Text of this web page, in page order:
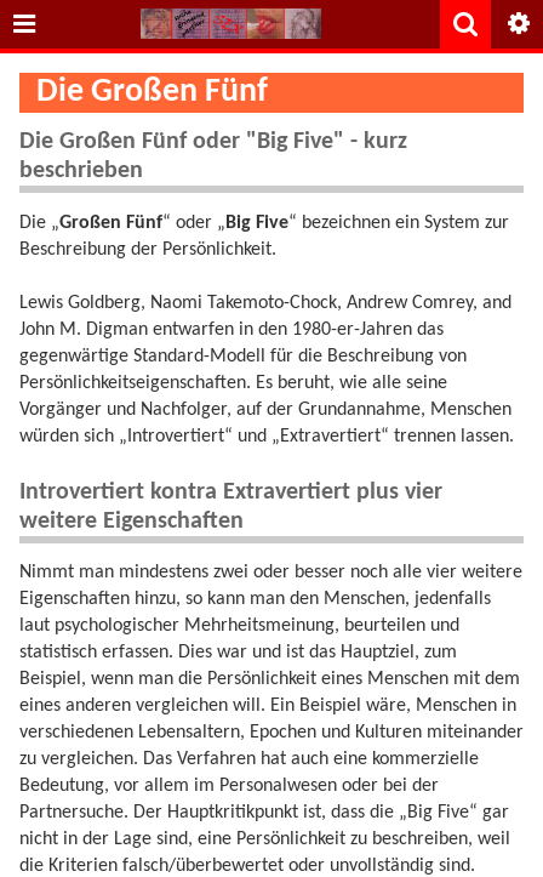
Die Großen Fünf
Die Großen Fünf oder "Big Five" - kurz
beschrieben
Die „Großen Fünf“ oder „ Big Five“ bezeichnen ein System zur
Beschreibung der Persönlichkeit.
Lewis Goldberg, Naomi Takemoto-Chock, Andrew Comrey, and
John M. Digman entwarfen in den 1980-er-Jahren das
gegenwärtige Standard-Modell für die Beschreibung von
Persönlichkeitseigenschaften. Es beruht, wie alle seine
Vorgänger und Nachfolger, auf der Grundannahme, Menschen
würden sich „Introvertiert“ und „Extravertiert“ trennen lassen.
Introvertiert kontra Extravertiert plus vier
weitere Eigenschaften
Nimmt man mindestens zwei oder besser noch alle vier weitere
Eigenschaften hinzu, so kann man den Menschen, jedenfalls
laut psychologischer Mehrheitsmeinung, beurteilen und
statistisch erfassen. Dies war und ist das Hauptziel, zum
Beispiel, wenn man die Persönlichkeit eines Menschen mit dem
eines anderen vergleichen will. Ein Beispiel wäre, Menschen in
verschiedenen Lebensaltern, Epochen und Kulturen miteinander
zu vergleichen. Das Verfahren hat auch eine kommerzielle
Bedeutung, vor allem im Personalwesen oder bei der
Partnersuche. Der Hauptkritikpunkt ist, dass die „Big Five“ gar
nicht in der Lage sind, eine Persönlichkeit zu beschreiben, weil
die Kriterien falsch/überbewertet oder unvollständig sind.